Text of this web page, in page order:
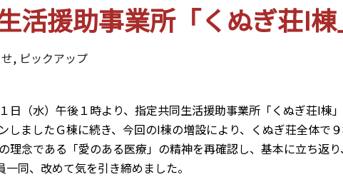
活援助事業所「くぬぎ荘I
, ピックアップ
日（水）午後１時より、指定共同生活援助事業所「くぬぎ荘I棟
しましたＧ棟に続き、今回のI棟の増設により、くぬぎ荘全体で
理念である「愛のある医療」の精神を再確認し、基本に立ち返
同、改めて気を引き締めました。